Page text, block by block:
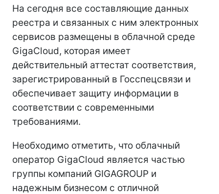
На сегодня все составляющие данных
реестра и связанных с ним электронных
сервисов размещены в облачной среде
GigaCloud, которая имеет
действительный аттестат соответствия,
зарегистрированный в Госспецсвязи и
обеспечивает защиту информации в
соответствии с современными
требованиями.
Необходимо отметить, что облачный
оператор GigaCloud является частью
группы компаний GIGAGROUP и
надежным бизнесом с отличной